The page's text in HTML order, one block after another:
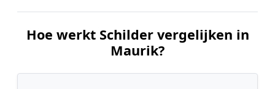
Hoe werkt Schilder vergelijken in
Maurik?